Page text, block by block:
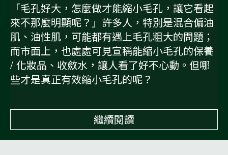
「毛孔好大，怎麼做才能縮小毛孔，讓它看起
來不那麼明顯呢？」許多人，特別是混合偏油
肌、油性肌，可能都有遇上毛孔粗大的問題；
而市面上，也處處可見宣稱能縮小毛孔的保養
/ 化妝品、收斂水，讓人看了好不心動。但哪
些才是真正有效縮小毛孔的呢？
繼續閱讀